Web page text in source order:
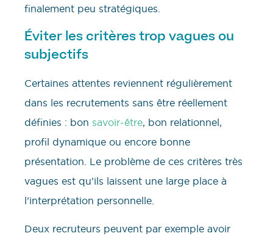
finalement peu stratégiques.
Éviter les critères trop vagues ou
subjectifs
Certaines attentes reviennent régulièrement
dans les recrutements sans être réellement
définies : bon savoir-être, bon relationnel,
profil dynamique ou encore bonne
présentation. Le problème de ces critères très
vagues est qu’ils laissent une large place à
l’interprétation personnelle.
Deux recruteurs peuvent par exemple avoir